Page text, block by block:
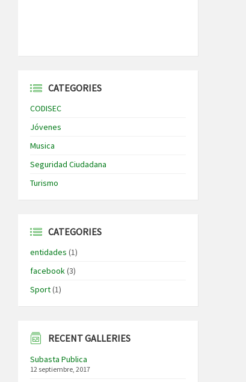
CATEGORIES
CODISEC
Jóvenes
Musica
Seguridad Ciudadana
Turismo
CATEGORIES
entidades (1)
facebook(3)
Sport(1)
RECENT GALLERIES
Subasta Publica
12 septiembre, 2017